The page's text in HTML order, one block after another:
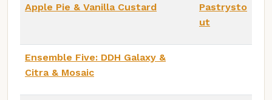
Apple Pie & Vanilla Custard
Pastrysto
ut
Ensemble Five: DDH Galaxy &
Citra & Mosaic